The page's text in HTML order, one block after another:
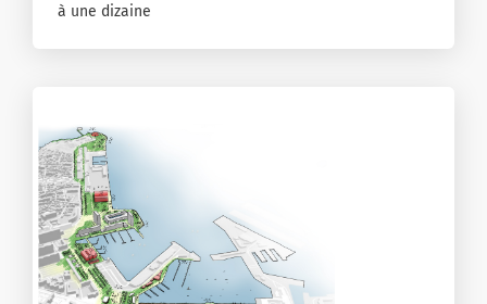
à une dizaine